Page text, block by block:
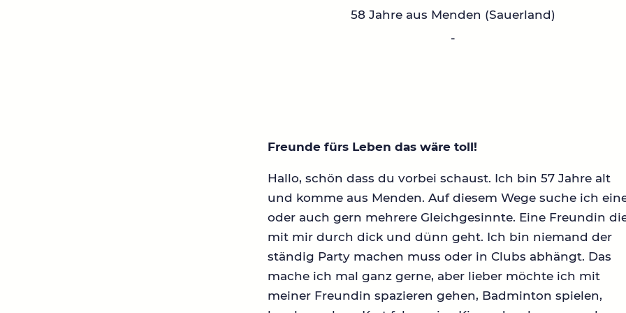
58 Jahre aus Menden (Sauerland)
-
Freunde fürs Leben das wäre toll!
Hallo, schön dass du vorbei schaust. Ich bin 57 Jahre alt
und komme aus Menden. Auf diesem Wege suche ich
oder auch gern mehrere Gleichgesinnte. Eine Freundin
mit mir durch dick und dünn geht. Ich bin niemand der
ständig Party machen muss oder in Clubs abhängt. Das
mache ich mal ganz gerne, aber lieber möchte ich mit
meiner Freundin spazieren gehen, Badminton spielen,